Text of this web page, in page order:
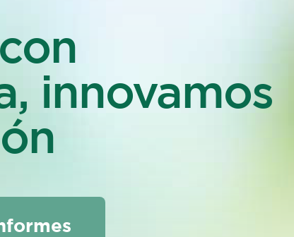
innovamos